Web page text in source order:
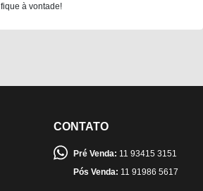
à vontade!
CONTATO
Pré Venda: 11 93415 3151
Pós Venda: 11 91986 5617